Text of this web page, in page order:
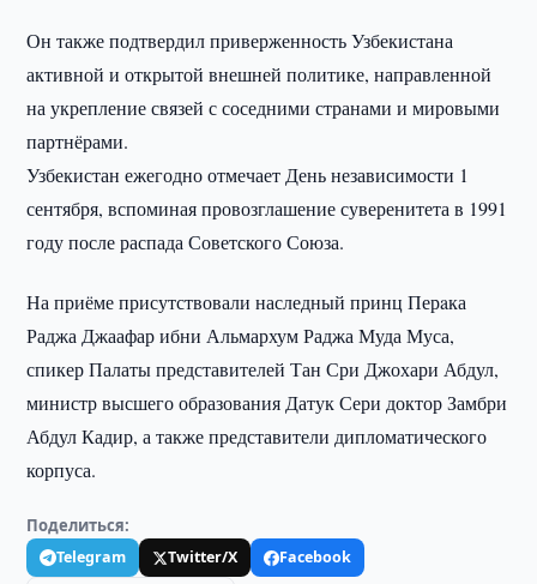
Он также подтвердил приверженность Узбекистана
активной и открытой внешней политике, направленной
на укрепление связей с соседними странами и мировыми
партнёрами.
Узбекистан ежегодно отмечает День независимости 1
сентября, вспоминая провозглашение суверенитета в 1991
году после распада Советского Союза.
На приёме присутствовали наследный принц Перaка
Раджа Джаафар ибни Альмархум Раджа Муда Муса,
спикер Палаты представителей Тан Сри Джохари Абдул,
министр высшего образования Датук Сери доктор Замбри
Абдул Кадир, а также представители дипломатического
корпуса.
Поделиться:
Telegram Twitter/X
Facebook